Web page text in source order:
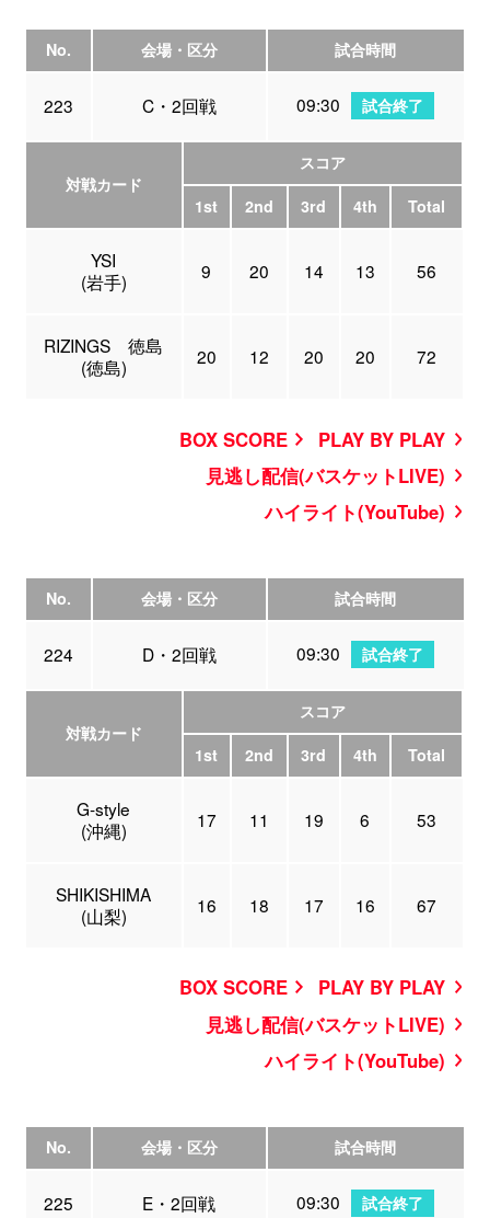
No. 会場・区分 試合時間
223 C・2回戦 09:30 試合終了
対戦カード
スコア
1st
2nd 3rd 4th Total
YSI
(岩手)
9 20 14 13 56
RIZINGS 徳島
(徳島)
20 12 20 20 72
BOX SCORE
PLAY BY PLAY
見逃し配信(バスケットLIVE)
ハイライト(YouTube)
No. 会場・区分 試合時間
224 D・2回戦 09:30 試合終了
対戦カード
スコア
1st
2nd 3rd 4th Total
G-style
(沖縄)
17 11 19 6 53
SHIKISHIMA
(山梨)
16 18 17 16 67
BOX SCORE
PLAY BY PLAY
見逃し配信(バスケットLIVE)
ハイライト(YouTube)
No. 会場・区分 試合時間
225 E・2回戦 09:30 試合終了